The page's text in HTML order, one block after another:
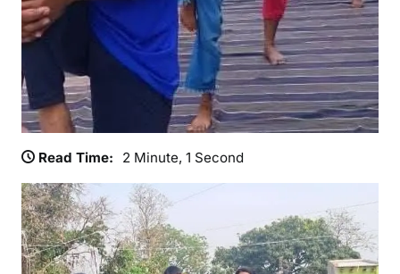
यो
ग
शि
वि
रों
से
ब
र
स्वा
स्थ्य
जा
Read Time: 2 Minute, 1 Second